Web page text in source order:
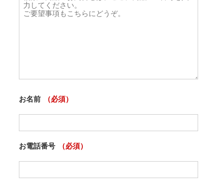
お名前 （必須）
お電話番号 （必須）